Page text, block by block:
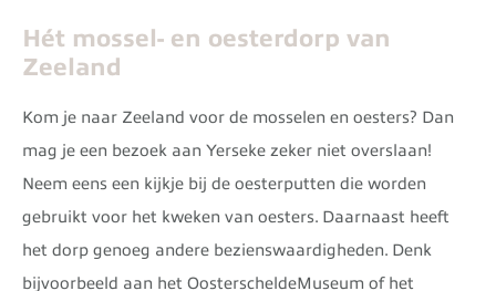
Hét mossel- en oesterdorp van
Zeeland
Kom je naar Zeeland voor de mosselen en oesters? Dan
mag je een bezoek aan Yerseke zeker niet overslaan!
Neem eens een kijkje bij de oesterputten die worden
gebruikt voor het kweken van oesters. Daarnaast heeft
het dorp genoeg andere bezienswaardigheden. Denk
bijvoorbeeld aan het OosterscheldeMuseum of het